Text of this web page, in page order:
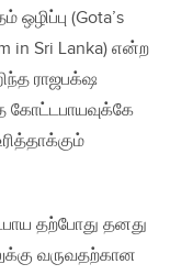
(Gota’s
in Sri Lanka) என்ற
ராஜபக்‌ஷ
கோட்டபாயவுக்கே
தற்போது தனது
வருவதற்கான